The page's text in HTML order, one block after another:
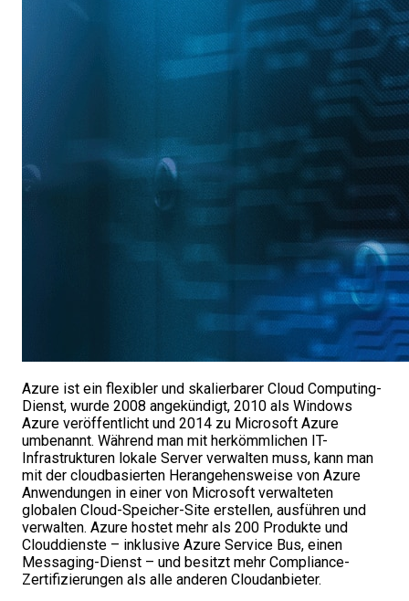
Azure ist ein flexibler und skalierbarer Cloud Computing-
Dienst, wurde 2008 angekündigt, 2010 als Windows
Azure veröffentlicht und 2014 zu Microsoft Azure
umbenannt. Während man mit herkömmlichen IT-
Infrastrukturen lokale Server verwalten muss, kann man
mit der cloudbasierten Herangehensweise von Azure
Anwendungen in einer von Microsoft verwalteten
globalen Cloud-Speicher-Site erstellen, ausführen und
verwalten. Azure hostet mehr als 200 Produkte und
Clouddienste – inklusive Azure Service Bus, einen
Messaging-Dienst – und besitzt mehr Compliance-
Zertifizierungen als alle anderen Cloudanbieter.